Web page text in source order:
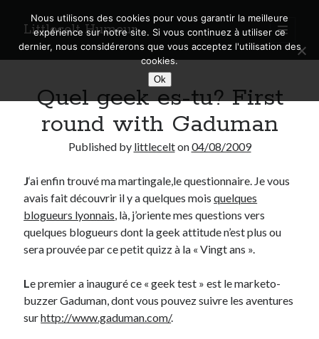
Littlecelt Humeur
open
primary
menu
Sidebar
Search
Derniers articles
Municipales 2026 : Lyon, Métropole et Caluire, mon choix pour l’avenir
Explorez les Chemins Enchantés à Vélo : Aventures Familiales près de
Lyon !
Quel Lyonnais es-tu, Renaud Ducher ?
Lyon ?
Comment je vis ma vie sur un vélo
Quel geek es-tu? First
round with Gaduman
Published by littlecelton04/08/2009
J‘ai enfin trouvé ma martingale,le questionnaire. Je vous
avais fait découvrir il y a quelques moisquelques
blogueurs lyonnais, là, j’oriente mes questions vers
quelques blogueurs dont la geek attitude n’est plus ou
sera prouvée par ce petit quizz à la « Vingt ans ».
Le premier a inauguré ce « geek test » est le marketo-
buzzer Gaduman, dont vous pouvez suivre les aventures
surhttp://www.gaduman.com/.
Nous utilisons des cookies pour vous garantir la meilleure
expérience sur notre site. Si vous continuez à utiliser ce
dernier, nous considérerons que vous acceptez l'utilisation des
cookies.
Ok